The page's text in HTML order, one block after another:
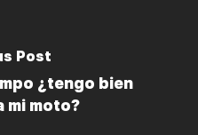
Post
¿tengo bien
mi moto?